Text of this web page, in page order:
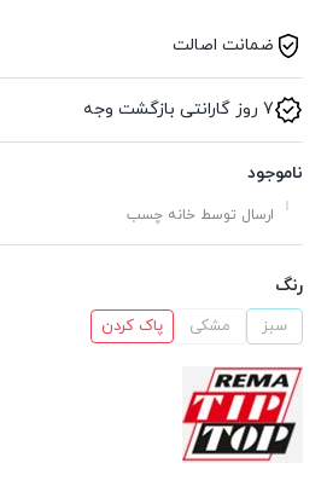
ضمانت اصالت
7 روز گارانتی بازگشت وجه
ناموجود
ارسال توسط خانه چسب
رنگ
سبز مشکی پاک کردن